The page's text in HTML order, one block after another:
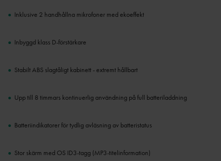
Inklusive 2 handhållna mikrofoner med ekoeffekt
Inbyggd klass D-förstärkare
Stabilt ABS slagtåligt kabinett - extremt hållbart
Upp till 8 timmars kontinuerlig användning på full batteriladdning
Batteriindikatorer för tydlig avläsning av batteristatus
Stor skärm med OS ID3-tagg (MP3-titelinformation)